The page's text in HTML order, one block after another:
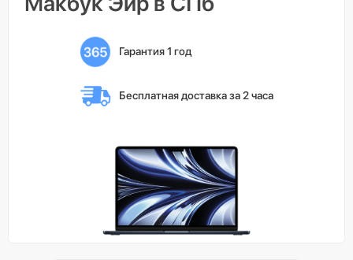
Гарантия 1 год
Бесплатная доставка за 2 часа